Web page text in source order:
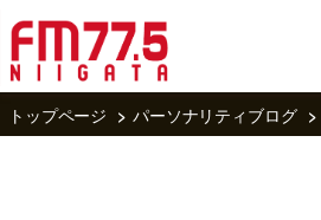
トップページ
パーソナリティブログ